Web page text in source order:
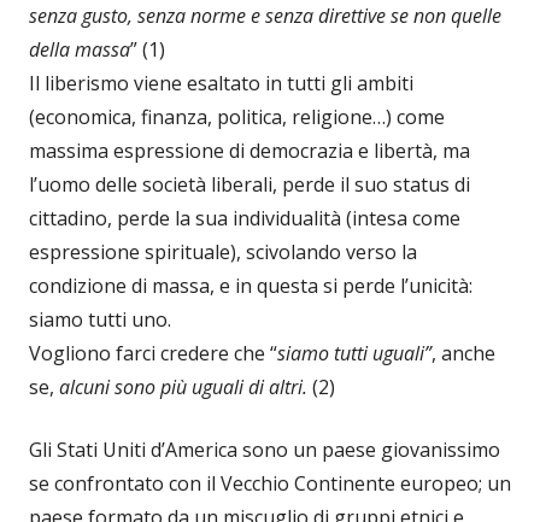
senza gusto, senza norme e senza direttive se non quelle
della massa” (1)
Il liberismo viene esaltato in tutti gli ambiti
(economica, finanza, politica, religione…) come
massima espressione di democrazia e libertà, ma
l’uomo delle società liberali, perde il suo status di
cittadino, perde la sua individualità (intesa come
espressione spirituale), scivolando verso la
condizione di massa, e in questa si perde l’unicità:
siamo tutti uno.
Vogliono farci credere che “siamo tutti uguali”, anche
se, alcuni sonopiù uguali di altri. (2)
Gli Stati Uniti d’America sono un paese giovanissimo
se confrontato con il Vecchio Continente europeo; un